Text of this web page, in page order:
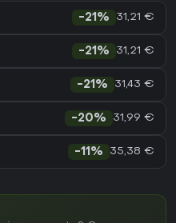
-21% 31,21 €
-21% 31,21 €
-21% 31,43 €
-20% 31,99 €
-11% 35,38 €